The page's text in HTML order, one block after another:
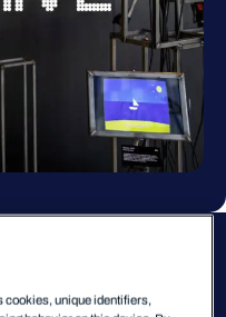
& danooct1
ェア (1987–2024)
cookies, unique identifiers,